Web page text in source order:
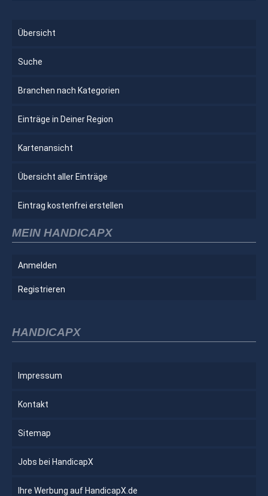
Übersicht
Suche
Branchen nach Kategorien
Einträge in Deiner Region
Kartenansicht
Übersicht aller Einträge
Eintrag kostenfrei erstellen
MEIN HANDICAPX
Anmelden
Registrieren
HANDICAPX
Impressum
Kontakt
Sitemap
Jobs bei HandicapX
Ihre Werbung auf HandicapX.de